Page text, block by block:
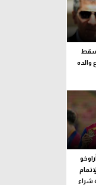
والده
شراء